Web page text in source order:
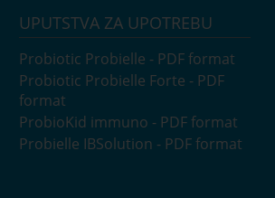
UPUTSTVA ZA UPOTREBU
Probiotic Probielle - PDF format
Probiotic Probielle Forte - PDF
format
ProbioKid immuno - PDF format
Probielle IBSolution - PDF format